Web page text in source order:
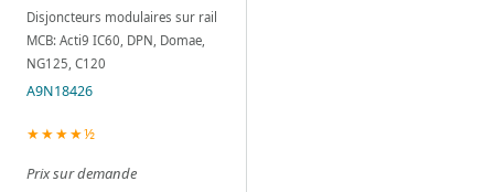
Disjoncteurs modulaires sur rail
MCB: Acti9 IC60, DPN, Domae,
NG125, C120
A9N18426
★★★★½
Prix sur demande